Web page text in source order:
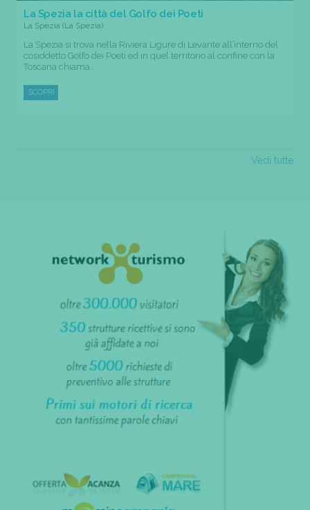
La Spezia la città del Golfo dei Poeti
La Spezia (La Spezia)
La Spezia si trova nella Riviera Ligure di Levante all’interno del
cosiddetto Golfo dei Poeti ed in quel territorio al confine con la
Toscana chiama...
SCOPRI
Vedi tutte